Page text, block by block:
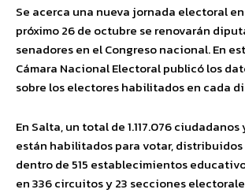
Se acerca una nueva jornada electoral
próximo 26 de octubre se renovarán
senadores en el Congreso nacional. En
Cámara Nacional Electoral publicó los
sobre los electores habilitados en cada
En Salta, un total de 1.117.076
están habilitados para votar, distribuidos
dentro de 515 establecimientos
en 336 circuitos y 23 secciones